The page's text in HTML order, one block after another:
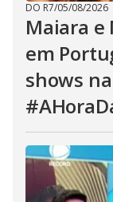
DO R7/05/08/2026
Maiara e
em
shows